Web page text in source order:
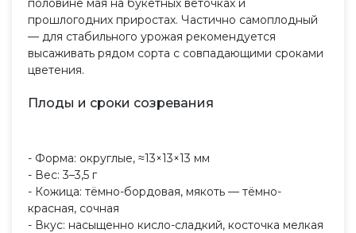
половине мая на букетных веточках и
прошлогодних приростах. Частично самоплодный
— для стабильного урожая рекомендуется
высаживать рядом сорта с совпадающими сроками
цветения.
Плоды и сроки созревания
- Форма: округлые, ≈13×13×13 мм
- Вес: 3–3,5 г
- Кожица: тёмно-бордовая, мякоть — тёмно-
красная, сочная
- Вкус: насыщенно кисло-сладкий, косточка мелкая